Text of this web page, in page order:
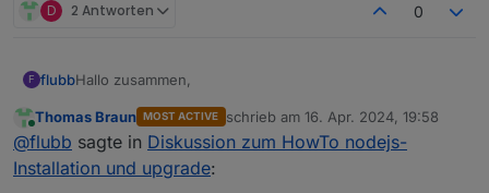
D 2 Antworten 0
F flubbHallo zusammen,
habe mein System seit langem auch mal wieder auf Stand
gebracht, nur leider kann ich nachdem ich jetzt node-js
und den js-controller geupdatet hab, keinerlei Adapter
mehr aktualisieren. Hier mal die aktuelle Fehlermeldung:
Would you like to upgrade zigbee from
Update zigbee from @1.8.13 to @1.10.3
Online
Thomas Braun MOST ACTIVE schrieb am 16. Apr. 2024, 19:58
zuletzt editiert von
@flubb sagte in Diskussion zum HowTo nodejs-
Installation und upgrade: